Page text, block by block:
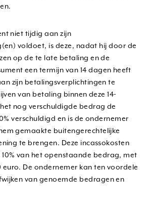
niet tijdig aan zijn
voldoet, is deze, nadat hij door de
op de te late betaling en de
een termijn van 14 dagen heeft
zijn betalingsverplichtingen te
van betaling binnen deze 14-
nog verschuldigde bedrag de
verschuldigd en is de ondernemer
gemaakte buitengerechtelijke
te brengen. Deze incassokosten
van het openstaande bedrag, met
euro. De ondernemer kan ten voordele
van genoemde bedragen en